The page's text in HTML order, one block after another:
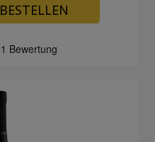
BESTELLEN